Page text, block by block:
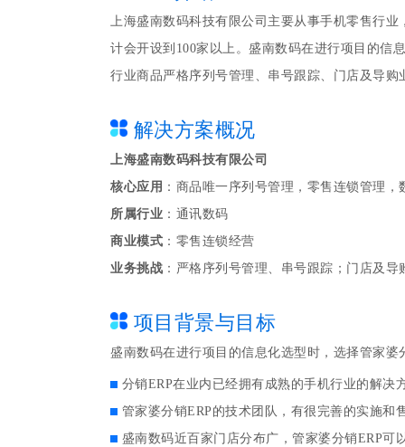
上海盛南数码科技有限公司主要从事手机零售行
计会开设到100家以上。盛南数码在进行项目的信
行业商品严格序列号管理、串号跟踪、门店及导购
解决方案概况
上海盛南数码科技有限公司
核心应用 ：商品唯一序列号管理，零售连锁管理，
所属行业 ：通讯数码
商业模式 ：零售连锁经营
业务挑战 ：严格序列号管理、串号跟踪；门店及
项目背景与目标
盛南数码在进行项目的信息化选型时，选择管家
分销ERP在业内已经拥有成熟的手机行业的解决
管家婆分销ERP的技术团队，有很完善的实施和
盛南数码近百家门店分布广，管家婆分销ERP可